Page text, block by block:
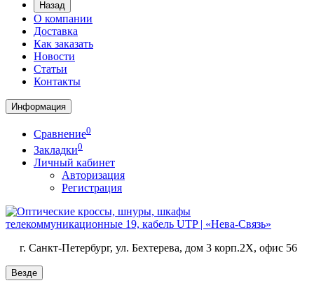
Назад
О компании
Доставка
Как заказать
Новости
Статьи
Контакты
Информация
Сравнение0
Закладки0
Личный кабинет
Авторизация
Регистрация
г. Санкт-Петербург, ул. Бехтерева, дом 3 корп.2X, офис 56
Везде